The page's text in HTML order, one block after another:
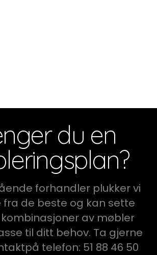
du en
forhandler plukker vi
de beste og kan sette
av møbler
til ditt behov. Ta gjerne
telefon: 51 88 46 50